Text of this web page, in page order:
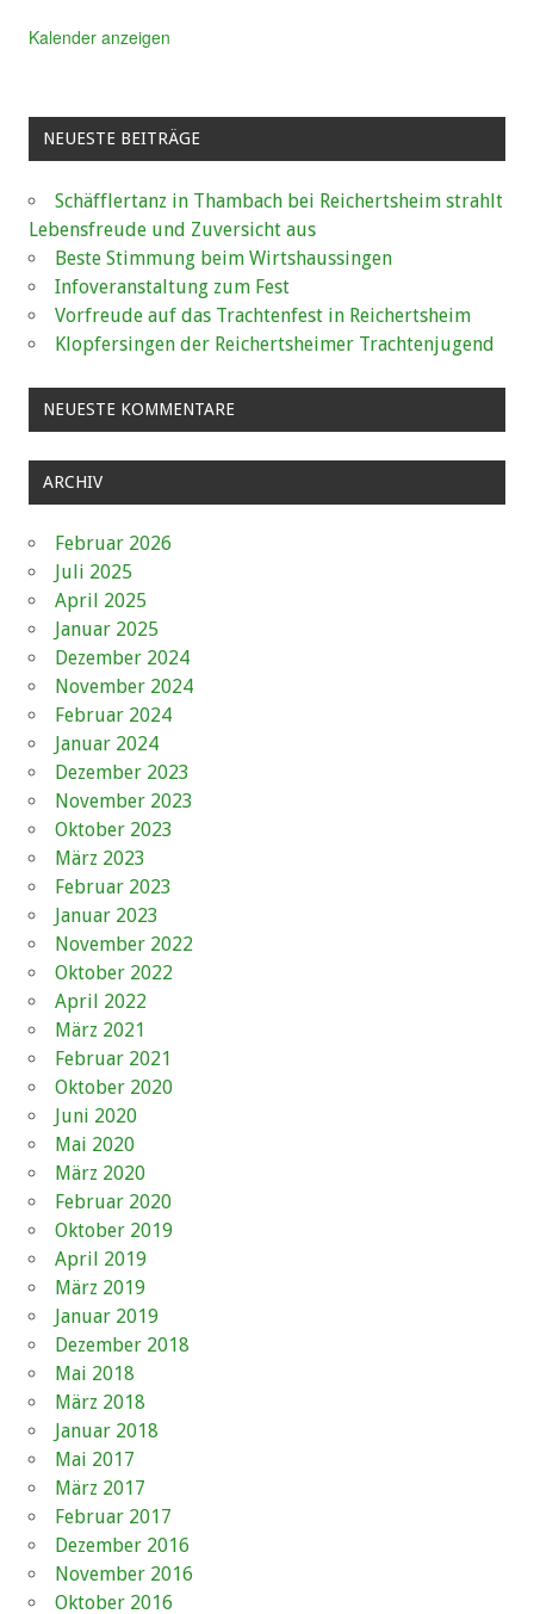
Kalender anzeigen
NEUESTE BEITRÄGE
Schäfflertanz in Thambach bei Reichertsheim strahlt
Lebensfreude und Zuversicht aus
Beste Stimmung beim Wirtshaussingen
Infoveranstaltung zum Fest
Vorfreude auf das Trachtenfest in Reichertsheim
Klopfersingen der Reichertsheimer Trachtenjugend
NEUESTE KOMMENTARE
ARCHIV
Februar 2026
Juli 2025
April 2025
Januar 2025
Dezember 2024
November 2024
Februar 2024
Januar 2024
Dezember 2023
November 2023
Oktober 2023
März 2023
Februar 2023
Januar 2023
November 2022
Oktober 2022
April 2022
März 2021
Februar 2021
Oktober 2020
Juni 2020
Mai 2020
März 2020
Februar 2020
Oktober 2019
April 2019
März 2019
Januar 2019
Dezember 2018
Mai 2018
März 2018
Januar 2018
Mai 2017
März 2017
Februar 2017
Dezember 2016
November 2016
Oktober 2016